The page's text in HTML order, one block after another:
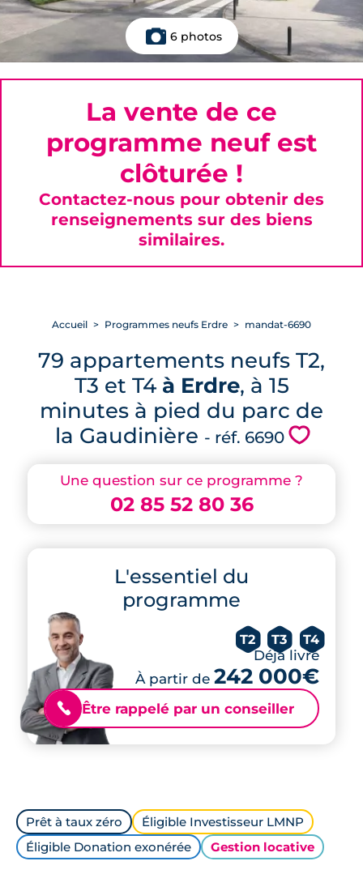
6 photos
Une question sur ce programme ?
02 85 52 80 36
L'essentiel du
programme
T2 T3 T4
Déjà livré
À partir de 242 000€
📞 Être rappelé par un conseiller
Accueil Programmes neufs Erdre mandat-6690
79 appartements neufs T2,
T3 et T4 à Erdre, à 15
minutes à pied du parc de
la Gaudinière - réf. 6690 💗
La vente de ce
programme neuf est
clôturée !
Contactez-nous pour obtenir des
renseignements sur des biens
similaires.
Prêt à taux zéro
Éligible Investisseur LMNP
Éligible Donation exonérée
Gestion locative